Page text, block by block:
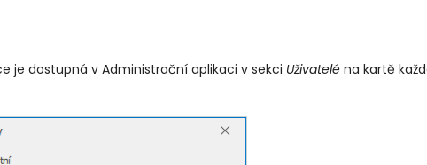
je dostupná v Administrační aplikaci v sekci Uživateléna kartě